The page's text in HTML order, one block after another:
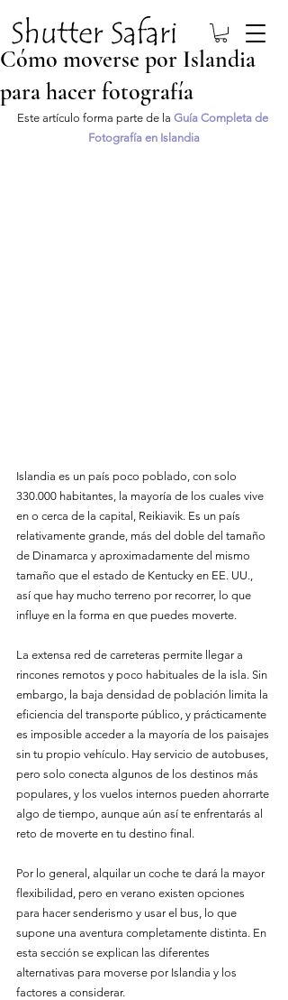
Cómo moverse por Islandia
para hacer fotografía
Este artículo forma parte de la Guía Completa de
Fotografía en Islandia
Islandia es un país poco poblado, con solo
330.000 habitantes, la mayoría de los cuales vive
en o cerca de la capital, Reikiavik. Es un país
relativamente grande, más del doble del tamaño
de Dinamarca y aproximadamente del mismo
tamaño que el estado de Kentucky en EE. UU.,
así que hay mucho terreno por recorrer, lo que
influye en la forma en que puedes moverte.
La extensa red de carreteras permite llegar a
rincones remotos y poco habituales de la isla. Sin
embargo, la baja densidad de población limita la
eficiencia del transporte público, y prácticamente
es imposible acceder a la mayoría de los paisajes
sin tu propio vehículo. Hay servicio de autobuses,
pero solo conecta algunos de los destinos más
populares, y los vuelos internos pueden ahorrarte
algo de tiempo, aunque aún así te enfrentarás al
reto de moverte en tu destino final.
Por lo general, alquilar un coche te dará la mayor
flexibilidad, pero en verano existen opciones
para hacer senderismo y usar el bus, lo que
supone una aventura completamente distinta. En
esta sección se explican las diferentes
alternativas para moverse por Islandia y los
factores a considerar.